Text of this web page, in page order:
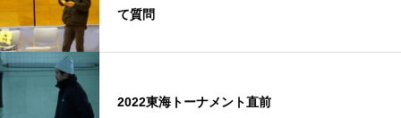
て質問
2022東海トーナメント直前